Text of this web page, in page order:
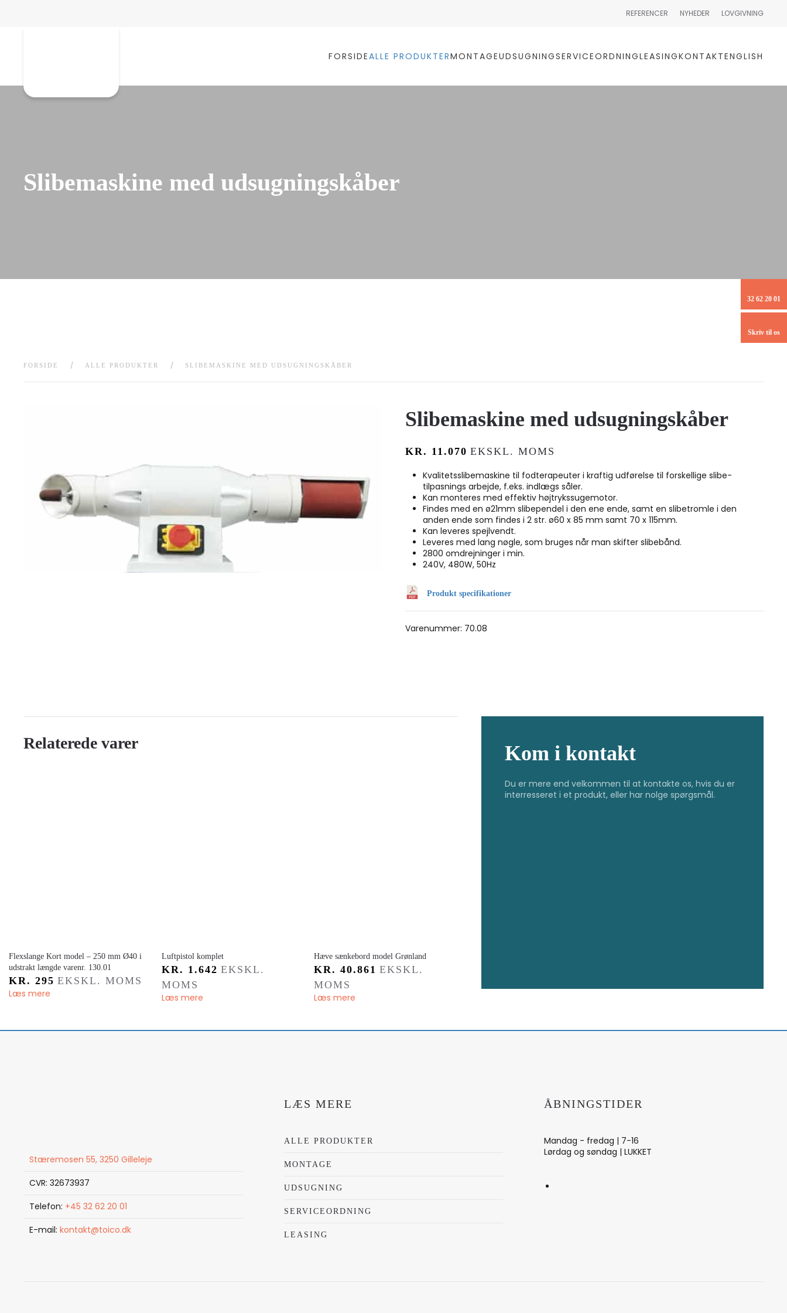
REFERENCER NYHEDER LOVGIVNING
FORSIDEALLE PRODUKTERMONTAGEUDSUGNINGSERVICEORDNINGLEASINGKONTAKTENGLISH
Slibemaskine med udsugningskåber
FORSIDE ALLE PRODUKTER SLIBEMASKINE MED UDSUGNINGSKÅBER
Slibemaskine med udsugningskåber
KR. 11.070 EKSKL. MOMS
Kvalitetsslibemaskine til fodterapeuter i kraftig udførelse til forskellige slibe-
tilpasnings arbejde, f.eks. indlægs såler.
Kan monteres med effektiv højtrykssugemotor.
Findes med en ø21mm slibependel i den ene ende, samt en slibetromle i den
anden ende som findes i 2 str. ø60 x 85 mm samt 70 x 115mm.
Kan leveres spejlvendt.
Leveres med lang nøgle, som bruges når man skifter slibebånd.
2800 omdrejninger i min.
240V, 480W, 50Hz
Produkt specifikationer
Varenummer: 70.08
Relaterede varer
Flexslange ​Kort model – 250 mm Ø40 i
udstrakt længde varenr. 130.01
KR. 295 EKSKL. MOMS
Læs mere
​Luftpistol komplet
KR. 1.642 EKSKL.
MOMS
Læs mere
Hæve sænkebord model Grønland
KR. 40.861 EKSKL.
MOMS
Læs mere
Kom i kontakt
Du er mere end velkommen til at kontakte os, hvis du er
interresseret i et produkt, eller har nolge spørgsmål.
Stæremosen 55, 3250 Gilleleje
CVR: 32673937
Telefon: +45 32 62 20 01
E-mail: kontakt@toico.dk
LÆS MERE
ALLE PRODUKTER
MONTAGE
UDSUGNING
SERVICEORDNING
LEASING
ÅBNINGSTIDER
Mandag - fredag | 7-16
Lørdag og søndag | LUKKET
32 62 20 01
Skriv til os